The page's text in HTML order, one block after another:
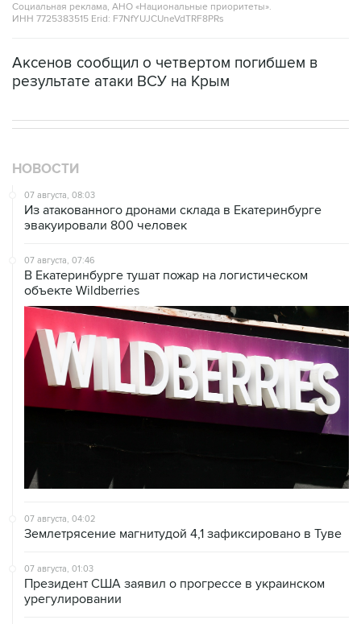
Социальная реклама, АНО «Национальные приоритеты».
ИНН 7725383515 Erid: F7NfYUJCUneVdTRF8PRs
Аксенов сообщил о четвертом погибшем в
результате атаки ВСУ на Крым
НОВОСТИ
07 августа, 08:03
Из атакованного дронами склада в Екатеринбурге
эвакуировали 800 человек
07 августа, 07:46
В Екатеринбурге тушат пожар на логистическом
объекте Wildberries
07 августа, 04:02
Землетрясение магнитудой 4,1 зафиксировано в Туве
07 августа, 01:03
Президент США заявил о прогрессе в украинском
урегулировании